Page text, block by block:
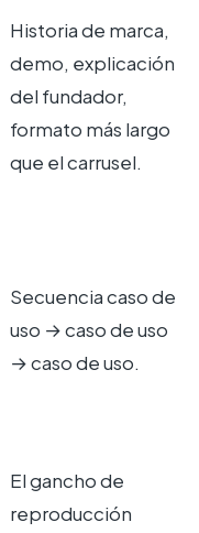
Historia de marca,
demo, explicación
del fundador,
formato más largo
que el carrusel.
Secuencia caso de
uso → caso de uso
→ caso de uso.
El gancho de
reproducción